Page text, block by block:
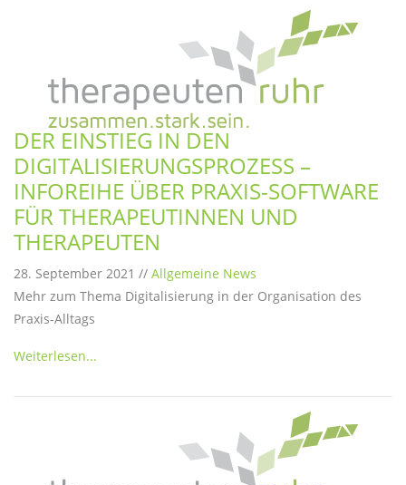
DER EINSTIEG IN DEN
DIGITALISIERUNGSPROZESS –
INFOREIHE ÜBER PRAXIS-SOFTWARE
FÜR THERAPEUTINNEN UND
THERAPEUTEN
28. September 2021 // Allgemeine News
Mehr zum Thema Digitalisierung in der Organisation des
Praxis-Alltags
Weiterlesen...